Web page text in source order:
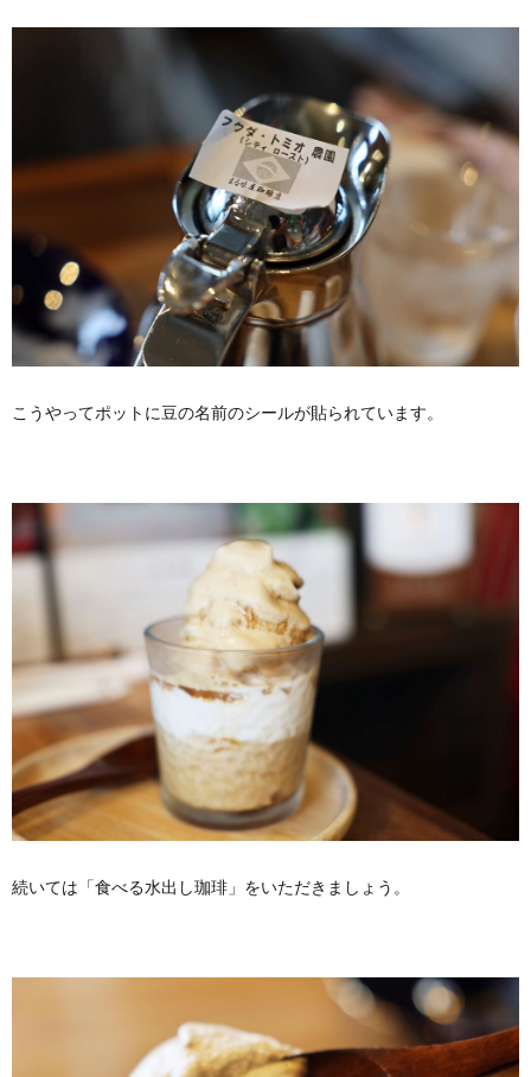
こうやってポットに豆の名前のシールが貼られています。
続いては「食べる水出し珈琲」をいただきましょう。